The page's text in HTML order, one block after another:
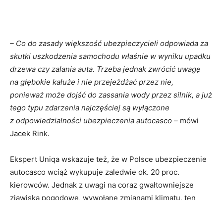
– Co do zasady większość ubezpieczycieli odpowiada za
skutki uszkodzenia samochodu właśnie w wyniku upadku
drzewa czy zalania auta. Trzeba jednak zwrócić uwagę
na głębokie kałuże i nie przejeżdżać przez nie,
ponieważ może dojść do zassania wody przez silnik, a już
tego typu zdarzenia najczęściej są wyłączone
z odpowiedzialności ubezpieczenia autocasco – mówi
Jacek Rink.
Ekspert Uniqa wskazuje też, że w Polsce ubezpieczenie
autocasco wciąż wykupuje zaledwie ok. 20 proc.
kierowców. Jednak z uwagi na coraz gwałtowniejsze
zjawiska pogodowe, wywołane zmianami klimatu, ten